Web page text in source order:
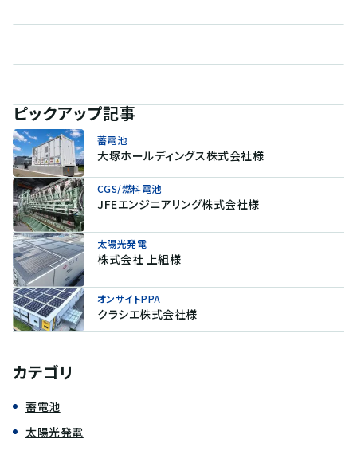
ピックアップ記事
蓄電池
大塚ホールディングス株式会社様
CGS/燃料電池
JFEエンジニアリング株式会社様
太陽光発電
株式会社 上組様
オンサイトPPA
クラシエ株式会社様
カテゴリ
蓄電池
太陽光発電